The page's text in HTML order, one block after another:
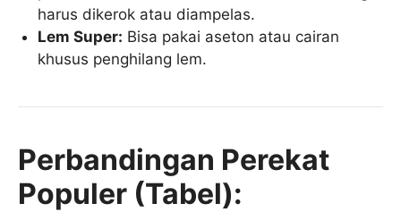
harus dikerok atau diampelas.
Lem Super: Bisa pakai aseton atau cairan
khusus penghilang lem.
Perbandingan Perekat
Populer (Tabel):